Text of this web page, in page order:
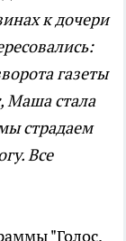
к дочери
газеты
Маша стала
страдаем
Все
"Голос.